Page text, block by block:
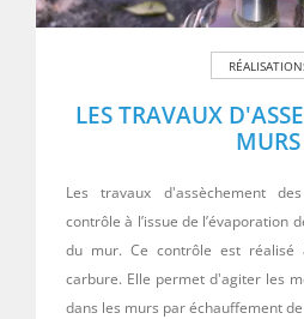
LES TRAVAUX
MURS
Les travaux d'assèchement
contrôle à l’issue de l’évaporation
du mur. Ce contrôle est réalisé
carbure. Elle permet d'agiter les
dans les murs par échauffement